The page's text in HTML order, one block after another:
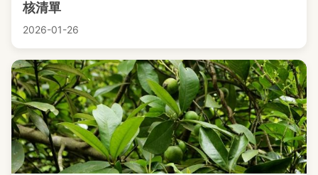
核清單
2026-01-26